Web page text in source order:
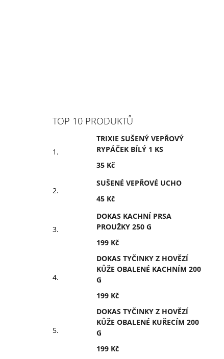
TOP 10 PRODUKTŮ
TRIXIE SUŠENÝ VEPŘOVÝ
RYPÁČEK BÍLÝ 1 KS
35 Kč
SUŠENÉ VEPŘOVÉ UCHO
45 Kč
DOKAS KACHNÍ PRSA
PROUŽKY 250 G
199 Kč
DOKAS TYČINKY Z HOVĚZÍ
KŮŽE OBALENÉ KACHNÍM 200
G
199 Kč
DOKAS TYČINKY Z HOVĚZÍ
KŮŽE OBALENÉ KUŘECÍM 200
G
199 Kč